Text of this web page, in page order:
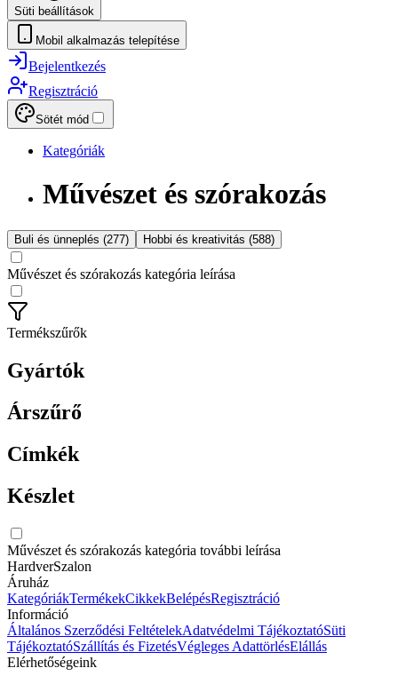
Süti beállítások
Mobil alkalmazás telepítése
Bejelentkezés
Regisztráció
Sötét mód
Kategóriák
Művészet és szórakozás
Buli és ünneplés (277) Hobbi és kreativitás (588)
Művészet és szórakozás kategória leírása
Termékszűrők
Gyártók
Árszűrő
Címkék
Készlet
Művészet és szórakozás kategória további leírása
HardverSzalon
Áruház
KategóriákTermékekCikkekBelépésRegisztráció
Információ
Általános Szerződési FeltételekAdatvédelmi TájékoztatóSüti
TájékoztatóSzállítás és FizetésVégleges AdattörlésElállás
Elérhetőségeink